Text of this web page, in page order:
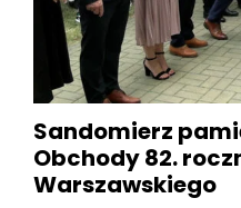
Sandomierz
Obchody 82.
Warszawskiego